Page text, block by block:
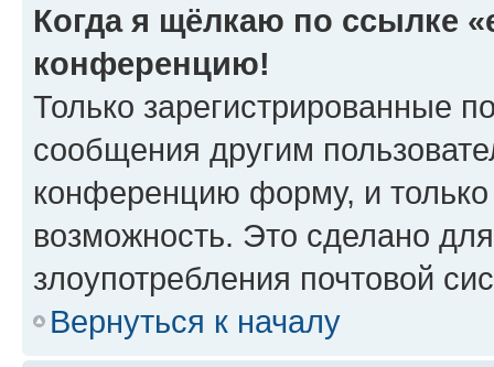
Когда я щёлкаю по ссылке
конференцию!
Только зарегистрированные
сообщения другим
конференцию форму, и
возможность. Это сделано
злоупотребления почтовой
Вернуться к началу